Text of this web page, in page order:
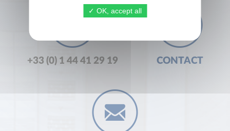
+33 (0) 1 44 41 29 19 CONTACT
OK, accept all